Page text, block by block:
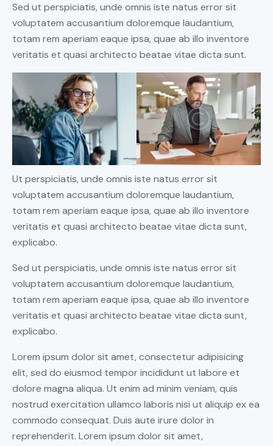
Sed ut perspiciatis, unde omnis iste natus error sit
voluptatem accusantium doloremque laudantium,
totam rem aperiam eaque ipsa, quae ab illo inventore
veritatis et quasi architecto beatae vitae dicta sunt.
Ut perspiciatis, unde omnis iste natus error sit
voluptatem accusantium doloremque laudantium,
totam rem aperiam eaque ipsa, quae ab illo inventore
veritatis et quasi architecto beatae vitae dicta sunt,
explicabo.
Sed ut perspiciatis, unde omnis iste natus error sit
voluptatem accusantium doloremque laudantium,
totam rem aperiam eaque ipsa, quae ab illo inventore
veritatis et quasi architecto beatae vitae dicta sunt,
explicabo.
Lorem ipsum dolor sit amet, consectetur adipisicing
elit, sed do eiusmod tempor incididunt ut labore et
dolore magna aliqua. Ut enim ad minim veniam, quis
nostrud exercitation ullamco laboris nisi ut aliquip ex ea
commodo consequat. Duis aute irure dolor in
reprehenderit. Lorem ipsum dolor sit amet,